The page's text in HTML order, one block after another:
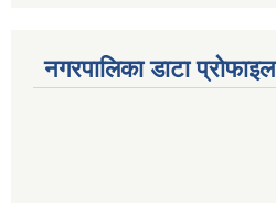
नगरपालिका डाटा प्रोफाइल